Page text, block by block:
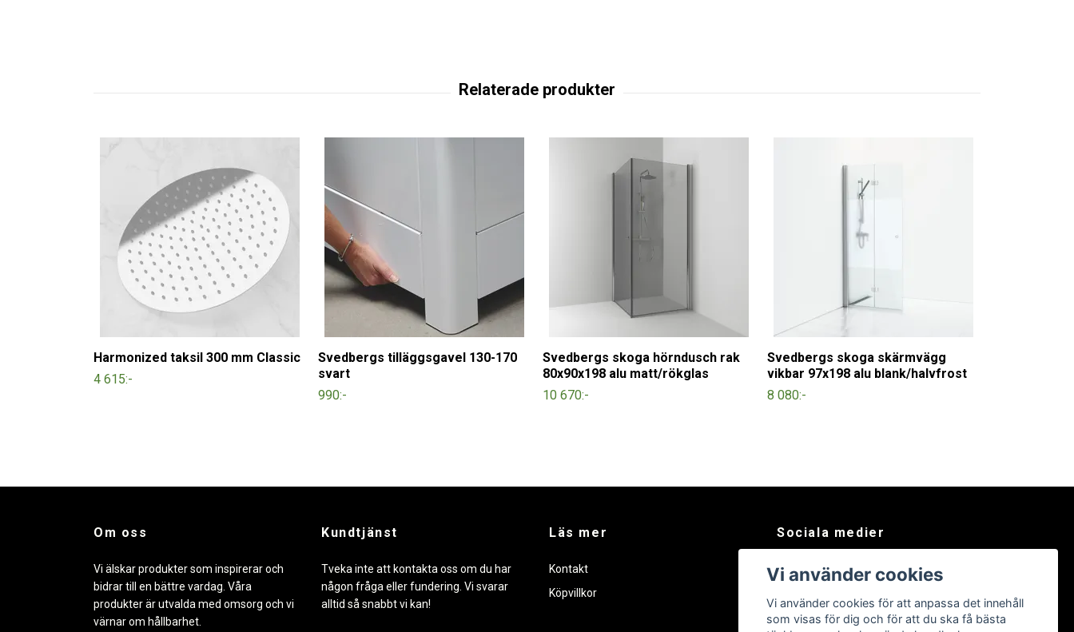
Harmonized taksil 300 mm Classic
4 615:-
Svedbergs tilläggsgavel 130-170
svart
990:-
Svedbergs skoga hörndusch rak
80x90x198 alu matt/rökglas
10 670:-
Svedbergs skoga skärmvägg
vikbar 97x198 alu blank/halvfrost
8 080:-
Om oss
Vi älskar produkter som inspirerar och
bidrar till en bättre vardag. Våra
produkter är utvalda med omsorg och vi
värnar om hållbarhet.
Kundtjänst
Tveka inte att kontakta oss om du har
någon fråga eller fundering. Vi svarar
alltid så snabbt vi kan!
Läs mer
Kontakt
Köpvillkor
Sociala medier
Facebook
Vi använder cookies
Vi använder cookies för att anpassa det innehåll
som visas för dig och för att du ska få bästa